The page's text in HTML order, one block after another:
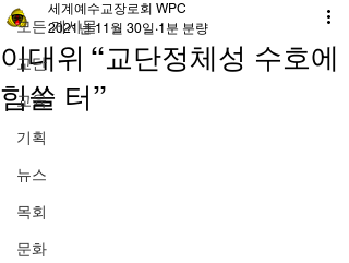
모든 게시물
교단
교육
기획
뉴스
목회
문화
이대위 “교단정체성 수호에
힘쓸 터”
세계예수교장로회 WPC
2021년 11월 30일 1분 분량